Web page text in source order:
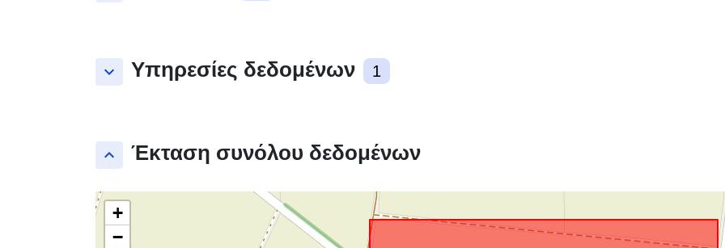
keyboard_arrow_down Υπηρεσίες δεδομένων 1
keyboard_arrow_up Έκταση συνόλου δεδομένων
+
−